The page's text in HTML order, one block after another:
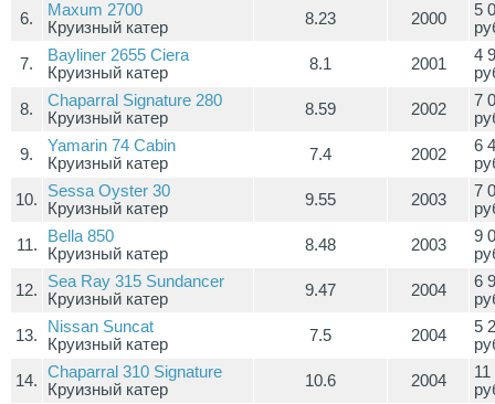
6.
Maxum 2700
Круизный катер
8.23 2000
5
7.
Bayliner 2655 Ciera
Круизный катер
8.1 2001
4
8.
Chaparral Signature 280
Круизный катер
8.59 2002
7
9.
Yamarin 74 Cabin
Круизный катер
7.4 2002
6
10.
Sessa Oyster 30
Круизный катер
9.55 2003
7
11.
Bella 850
Круизный катер
8.48 2003
9
12.
Sea Ray 315 Sundancer
Круизный катер
9.47 2004
6
13.
Nissan Suncat
Круизный катер
7.5 2004
5
14.
Chaparral 310 Signature
Круизный катер
10.6 2004